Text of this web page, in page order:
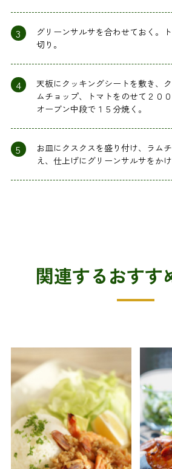
3
グリーンサルサを合わせておく。
切り。
4
天板にクッキングシートを敷き、
ムチョップ、トマトをのせて２０
オーブン中段で１５分焼く。
5
お皿にクスクスを盛り付け、ラム
え、仕上げにグリーンサルサをかけ
関連するおすす